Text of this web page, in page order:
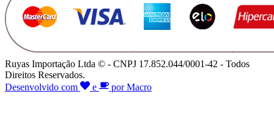
Ruyas Importação Ltda © - CNPJ 17.852.044/0001-42 - Todos
Direitos Reservados.
Desenvolvido com
e por Macro